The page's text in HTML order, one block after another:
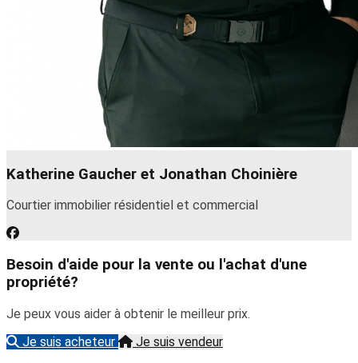
Katherine Gaucher et Jonathan Choinière
Courtier immobilier résidentiel et commercial
Besoin d'aide pour la vente ou l'achat d'une
propriété?
Je peux vous aider à obtenir le meilleur prix.
Je suis acheteur
Je suis vendeur